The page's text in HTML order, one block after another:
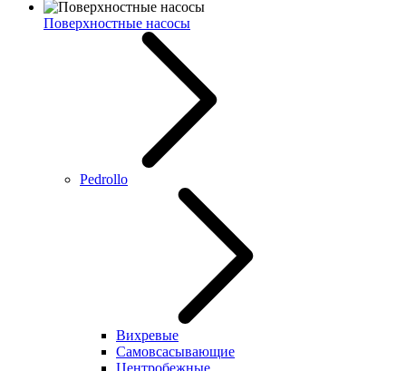
Поверхностные насосы
Pedrollo
Вихревые
Самовсасывающие
Центробежные